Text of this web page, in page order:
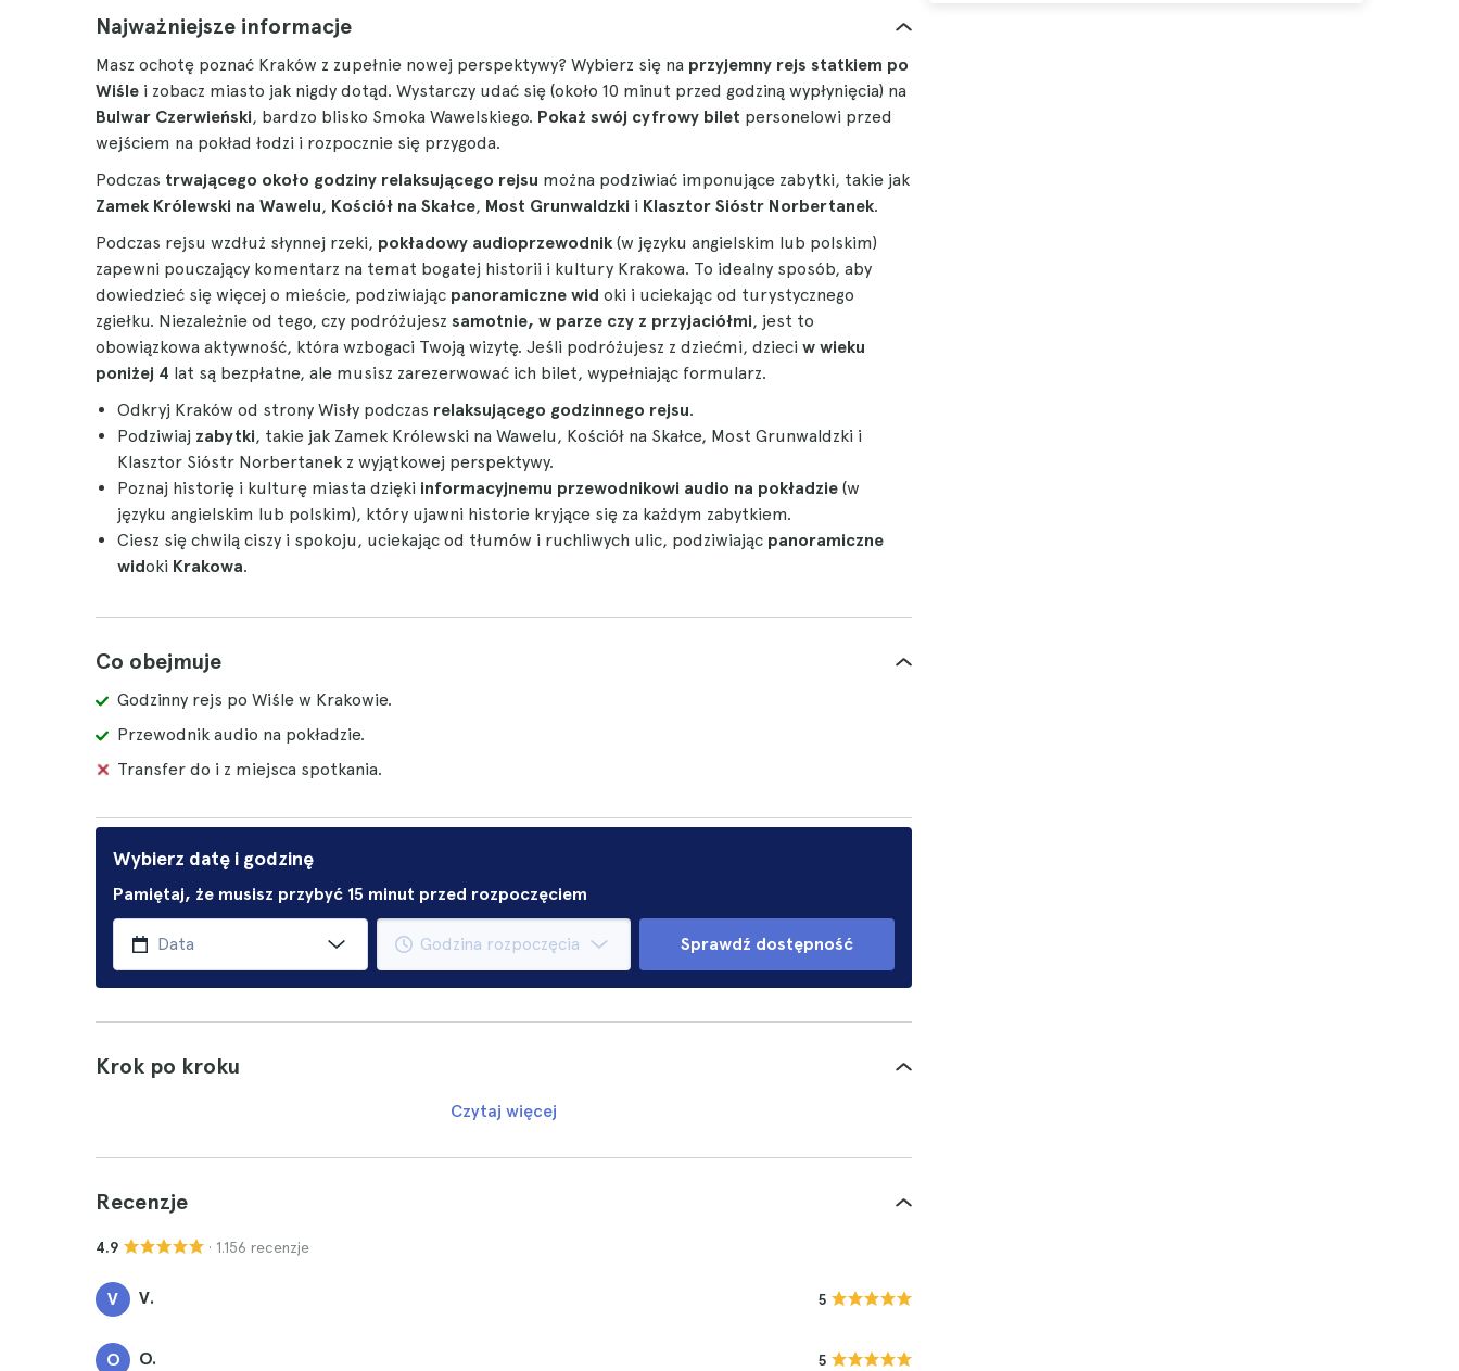
Najważniejsze informacje
Masz ochotę poznać Kraków z zupełnie nowej perspektywy? Wybierz się na przyjemny rejs statkiem po
Wiśle i zobacz miasto jak nigdy dotąd. Wystarczy udać się (około 10 minut przed godziną wypłynięcia) na
Bulwar Czerwieński, bardzo blisko Smoka Wawelskiego. Pokaż swój cyfrowy bilet personelowi przed
wejściem na pokład łodzi i rozpocznie się przygoda.
Podczas trwającego około godziny relaksującego rejsu można podziwiać imponujące zabytki, takie jak
Zamek Królewski na Wawelu, Kościół na Skałce, Most Grunwaldzki i Klasztor Sióstr Norbertanek.
Podczas rejsu wzdłuż słynnej rzeki, pokładowy audioprzewodnik (w języku angielskim lub polskim)
zapewni pouczający komentarz na temat bogatej historii i kultury Krakowa. To idealny sposób, aby
dowiedzieć się więcej o mieście, podziwiając panoramiczne wid oki i uciekając od turystycznego
zgiełku. Niezależnie od tego, czy podróżujesz samotnie, w parze czy z przyjaciółmi, jest to
obowiązkowa aktywność, która wzbogaci Twoją wizytę. Jeśli podróżujesz z dziećmi, dzieci w wieku
poniżej 4 lat są bezpłatne, ale musisz zarezerwować ich bilet, wypełniając formularz.
Odkryj Kraków od strony Wisły podczas relaksującego godzinnego rejsu.
Podziwiaj zabytki, takie jak Zamek Królewski na Wawelu, Kościół na Skałce, Most Grunwaldzki i
Klasztor Sióstr Norbertanek z wyjątkowej perspektywy.
Poznaj historię i kulturę miasta dzięki informacyjnemu przewodnikowi audio na pokładzie (w
języku angielskim lub polskim), który ujawni historie kryjące się za każdym zabytkiem.
Ciesz się chwilą ciszy i spokoju, uciekając od tłumów i ruchliwych ulic, podziwiając panoramiczne
widoki Krakowa.
Co obejmuje
Godzinny rejs po Wiśle w Krakowie.
Przewodnik audio na pokładzie.
Transfer do i z miejsca spotkania.
Wybierz datę i godzinę
Pamiętaj, że musisz przybyć 15 minut przed rozpoczęciem
Sprawdź dostępność
Krok po kroku
Czytaj więcej
Recenzje
4.9 · 1.156 recenzje
V V. 5
O O. 5